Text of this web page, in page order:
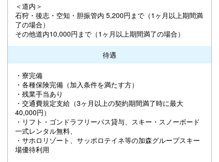
＜道内＞
石狩・後志・空知・胆振管内 5,200円まで（1ヶ月以上期間満
了の場合）
その他道内10,000円まで（1ヶ月以上期間満了の場合）
待遇
・寮完備
・各種保険完備（加入条件を満たす方）
・残業手当あり
・交通費規定支給（3ヶ月以上の契約期間満了時に最大
40,000円）
・リフト・ゴンドラフリーパス貸与、スキー・スノーボード
一式レンタル無料、
・サホロリゾート、サッポロテイネ等の加森グループスキー
場優待利用